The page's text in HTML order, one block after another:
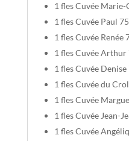
1 fles Cuvée
1 fles Cuvée Paul
1 fles Cuvée Renée
1 fles Cuvée Arthur
1 fles Cuvée Denise
1 fles Cuvée du
1 fles Cuvée
1 fles Cuvée Jean-
1 fles Cuvée